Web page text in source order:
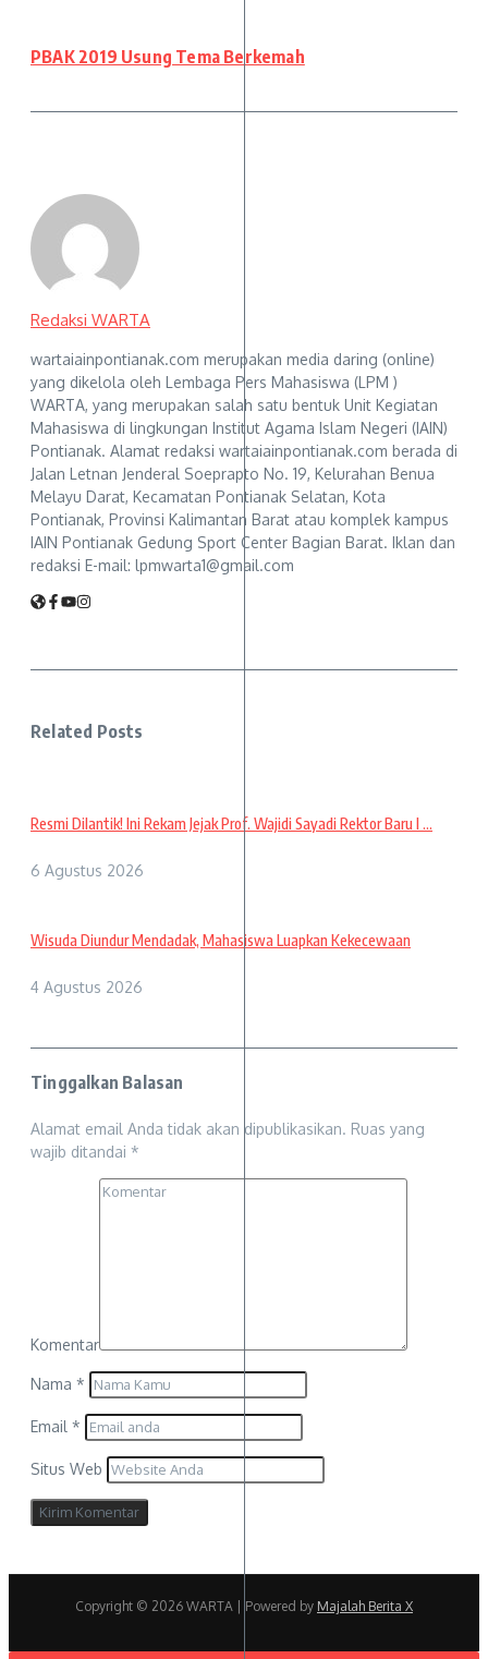
PBAK 2019 Usung Tema Berkemah
Redaksi WARTA
wartaiainpontianak.com merupakan media daring (online)
yang dikelola oleh Lembaga Pers Mahasiswa (LPM )
WARTA, yang merupakan salah satu bentuk Unit Kegiatan
Mahasiswa di lingkungan Institut Agama Islam Negeri (IAIN)
Pontianak. Alamat redaksi wartaiainpontianak.com berada di
Jalan Letnan Jenderal Soeprapto No. 19, Kelurahan Benua
Melayu Darat, Kecamatan Pontianak Selatan, Kota
Pontianak, Provinsi Kalimantan Barat atau komplek kampus
IAIN Pontianak Gedung Sport Center Bagian Barat. Iklan dan
redaksi E-mail: lpmwarta1@gmail.com
Related Posts
Resmi Dilantik! Ini Rekam Jejak Prof. Wajidi Sayadi Rektor Baru I ...
6 Agustus 2026
Wisuda Diundur Mendadak, Mahasiswa Luapkan Kekecewaan
4 Agustus 2026
Tinggalkan Balasan
Alamat email Anda tidak akan dipublikasikan. Ruas yang
wajib ditandai *
Komentar
Nama *
Email *
Situs Web
Copyright © 2026 WARTA | Powered by Majalah Berita X